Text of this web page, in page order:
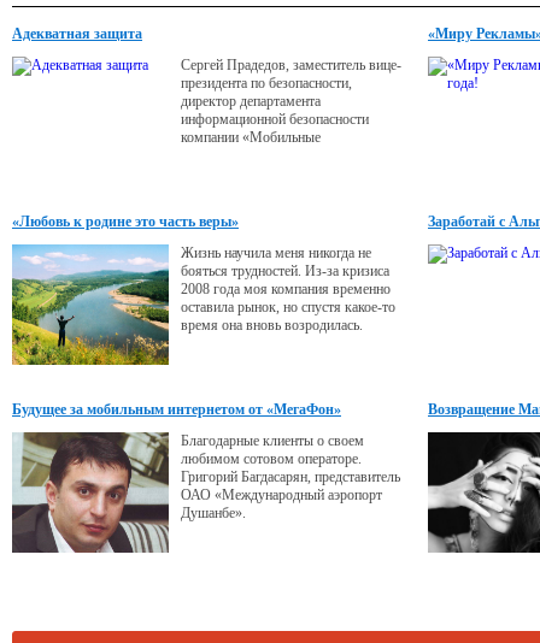
Адекватная защита
Сергей Прадедов, заместитель вице-
президента по безопасности,
директор департамента
информационной безопасности
компании «Мобильные
«Миру
«Любовь к родине это часть веры»
Жизнь научила меня никогда не
бояться трудностей. Из-за кризиса
2008 года моя компания временно
оставила рынок, но спустя какое-то
время она вновь возродилась.
Заработай с
Будущее за мобильным интернетом от «МегаФон»
Благодарные клиенты о своем
любимом сотовом операторе.
Григорий Багдасарян, представитель
ОАО «Международный аэропорт
Душанбе».
Возвращение